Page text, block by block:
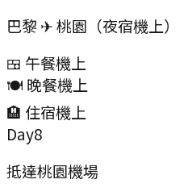
巴黎 ✈ 桃園（夜宿機上）
🍱 午餐機上
🍽️ 晚餐機上
🏨 住宿機上
Day8
抵達桃園機場